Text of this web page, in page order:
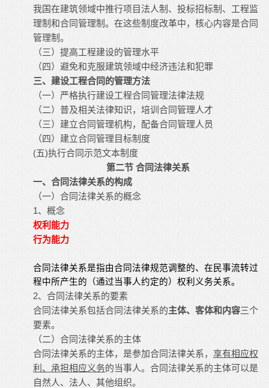
我国在建筑领域中推行项目法人制、投标招标制、工程监
理制和合同管理制。在这些制度改革中，核心内容是合同
管理制。
（三）提高工程建设的管理水平
（四）避免和克服建筑领域中经济违法和犯罪
三、建设工程合同的管理方法
（一）严格执行建设工程合同管理法律法规
（二）普及相关法律知识，培训合同管理人才
（三）建立合同管理机构，配备合同管理人员
（四）建立合同管理目标制度
(五)执行合同示范文本制度
第二节 合同法律关系
一、合同法律关系的构成
（一）合同法律关系的概念
1、概念
权利能力
行为能力
合同法律关系是指由合同法律规范调整的、在民事流转过
程中所产生的（通过当事人约定的）权利义务关系。
2、合同法律关系的要素
合同法律关系包括合同法律关系的主体、客体和内容三个
要素。
（二）合同法律关系的主体
合同法律关系的主体，是参加合同法律关系， 享有相应权
利、承担相应义务的当事人。合同法律关系的主体可以是
自然人、法人、其他组织。